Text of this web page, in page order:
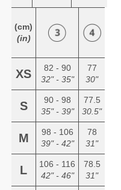
(cm)
(in)
XS
82 - 90
32" - 35"
77
30"
S
90 - 98
35" - 39"
77.5
30.5"
M
98 - 106
39" - 42"
78
31"
L
106 - 116
42" - 46"
78.5
31"